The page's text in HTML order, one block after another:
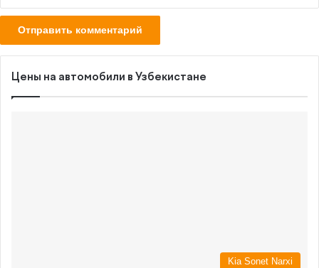
Цены на автомобили в Узбекистане
Kia Sonet Narxi